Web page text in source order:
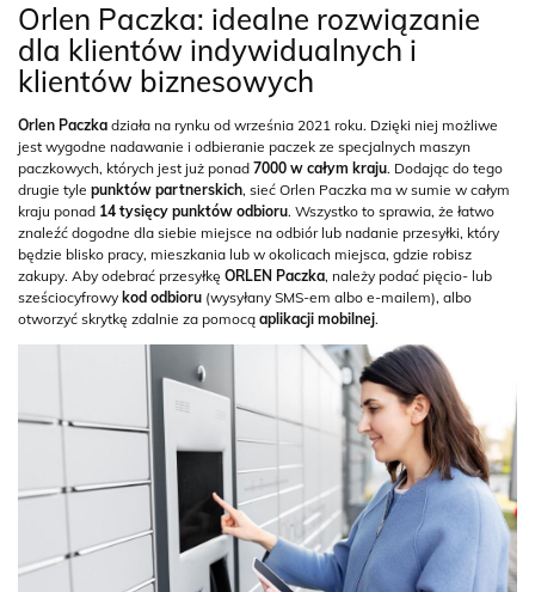
Orlen Paczka: idealne rozwiązanie
dla klientów indywidualnych i
klientów biznesowych
Orlen Paczka działa na rynku od września 2021 roku. Dzięki niej możliwe
jest wygodne nadawanie i odbieranie paczek ze specjalnych maszyn
paczkowych, których jest już ponad 7000 w całym kraju. Dodając do tego
drugie tyle punktów partnerskich, sieć Orlen Paczka ma w sumie w całym
kraju ponad 14 tysięcy punktów odbioru. Wszystko to sprawia, że łatwo
znaleźć dogodne dla siebie miejsce na odbiór lub nadanie przesyłki, który
będzie blisko pracy, mieszkania lub w okolicach miejsca, gdzie robisz
zakupy. Aby odebrać przesyłkę ORLEN Paczka, należy podać pięcio- lub
sześciocyfrowy kod odbioru (wysyłany SMS-em albo e-mailem), albo
otworzyć skrytkę zdalnie za pomocą aplikacji mobilnej.